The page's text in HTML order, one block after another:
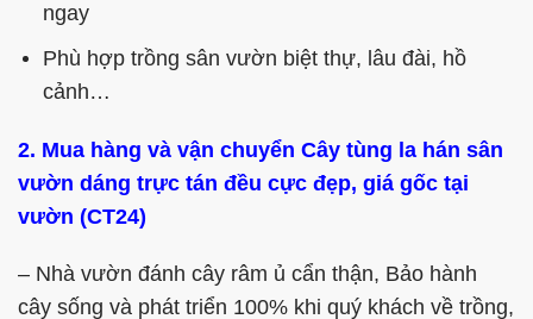
ngay
Phù hợp trồng sân vườn biệt thự, lâu đài, hồ
cảnh…
2. Mua hàng và vận chuyển Cây tùng la hán sân
vườn dáng trực tán đều cực đẹp, giá gốc tại
vườn (CT24)
– Nhà vườn đánh cây râm ủ cẩn thận, Bảo hành
cây sống và phát triển 100% khi quý khách về trồng,